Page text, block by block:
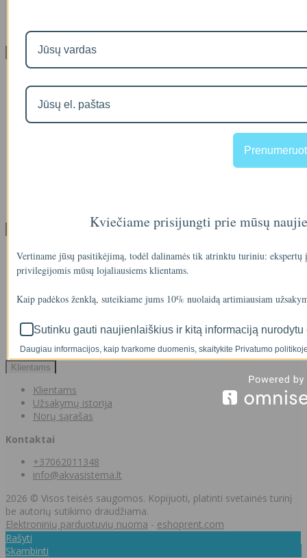
€36
Informacija
Prekių pristatymas
Prekių grąžinimas
Apsipirkimo sąlygos ir taisyklės
Garantijos
Klientų aptarnavimas
Visos prekės
Prekės su nuolaida
Gamintojai
Partnerystės programa
Svetainės medis
Kontaktai
Klientams
Klientams
Užsakymų istorija
Norų sąrašas
Kontaktai
+37062011348
info@akvasistema.lt
2026 © Visos teisės saugomos. Kopijuoti, platinti svetainės turinį
be autorių sutikimo draudžiama.
Elektroninių parduotuvių nuoma - eshoprent.com
Rašyti
Skambinti
Kviečiame prisijungti prie mūsų
Vertiname jūsų pasitikėjimą, todėl dalinamės tik atrinktu turiniu:
privilegijomis mūsų lojaliausiems klientams.
Kaip padėkos ženklą, suteikiame jums 10% nuolaidą artimiausiam
Sutinku gauti naujienlaiškius ir kitą informaciją
Daugiau informacijos, kaip tvarkome duomenis, skaitykite Privatumo